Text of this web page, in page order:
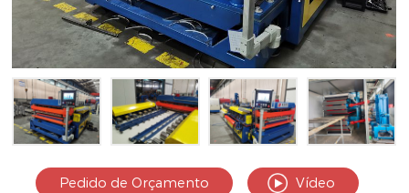
Pedido de Orçamento Vídeo